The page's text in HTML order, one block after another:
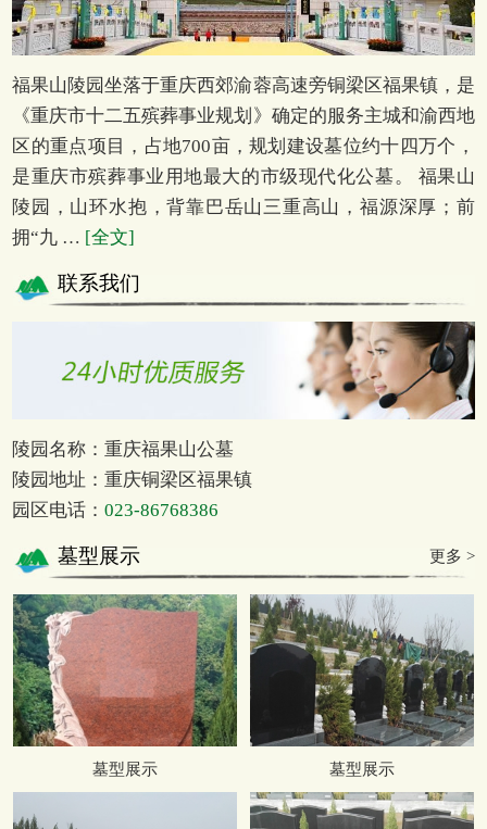
福果山陵园坐落于重庆西郊渝蓉高速旁铜梁区福果镇，是
《重庆市十二五殡葬事业规划》确定的服务主城和渝西地
区的重点项目，占地700亩，规划建设墓位约十四万个，
是重庆市殡葬事业用地最大的市级现代化公墓。 福果山
陵园，山环水抱，背靠巴岳山三重高山，福源深厚；前
拥“九 … [全文]
联系我们
陵园名称：重庆福果山公墓
陵园地址：重庆铜梁区福果镇
园区电话：023-86768386
墓型展示 更多 >
墓型展示 墓型展示